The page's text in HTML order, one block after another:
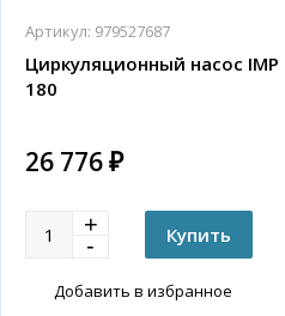
Артикул: 979527687
Циркуляционный насос IMP
180
26 776 ₽
Добавить в избранное